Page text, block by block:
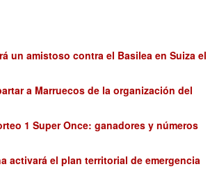
un amistoso contra el Basilea en Suiza el
a Marruecos de la organización del
1 Super Once: ganadores y números
activará el plan territorial de emergencia